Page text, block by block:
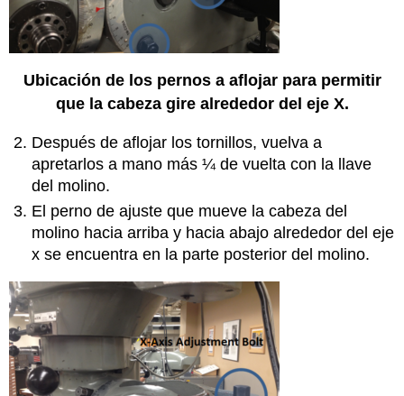
Ubicación de los pernos a aflojar para permitir
que la cabeza gire alrededor del eje X.
Después de aflojar los tornillos, vuelva a
apretarlos a mano más ¼ de vuelta con la llave
del molino.
El perno de ajuste que mueve la cabeza del
molino hacia arriba y hacia abajo alrededor del eje
x se encuentra en la parte posterior del molino.